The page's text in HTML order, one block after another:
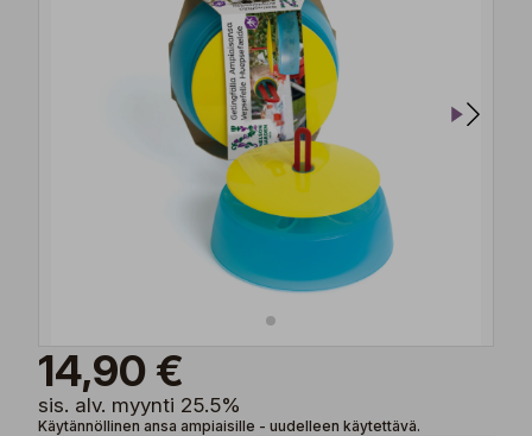
14,90 €
sis. alv. myynti 25.5%
Käytännöllinen ansa ampiaisille - uudelleen käytettävä.